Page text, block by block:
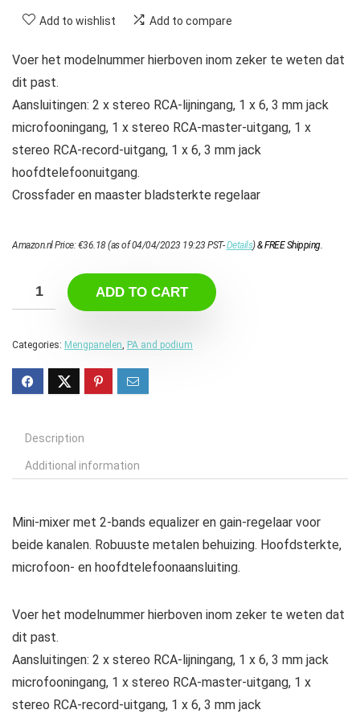
Add to wishlist Add to compare
Voer het modelnummer hierboven inom zeker te weten dat
dit past.
Aansluitingen: 2 x stereo RCA-lijningang, 1 x 6, 3 mm jack
microfooningang, 1 x stereo RCA-master-uitgang, 1 x
stereo RCA-record-uitgang, 1 x 6, 3 mm jack
hoofdtelefoonuitgang.
Crossfader en maaster bladsterkte regelaar
Amazon.nl Price:€36.18(as of 04/04/2023 19:23 PST-Details)&FREE Shipping.
ADD TO CART
Categories: Mengpanelen, PA and podium
Description
Additional information
Mini-mixer met 2-bands equalizer en gain-regelaar voor
beide kanalen. Robuuste metalen behuizing. Hoofdsterkte,
microfoon- en hoofdtelefoonaansluiting.
Voer het modelnummer hierboven inom zeker te weten dat
dit past.
Aansluitingen: 2 x stereo RCA-lijningang, 1 x 6, 3 mm jack
microfooningang, 1 x stereo RCA-master-uitgang, 1 x
stereo RCA-record-uitgang, 1 x 6, 3 mm jack